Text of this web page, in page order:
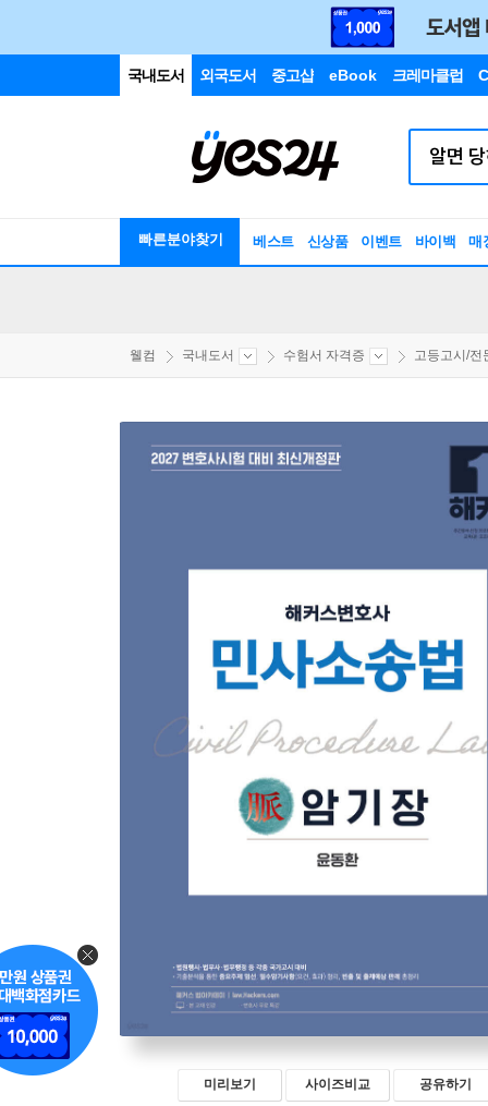
국내도서 외국도서 중고샵 eBook 크레마클럽
빠른분야찾기 베스트 신상품 이벤트 바이백 매
웰컴 국내도서 수험서 자격증 고등고시/전
미리보기 사이즈비교 공유하기